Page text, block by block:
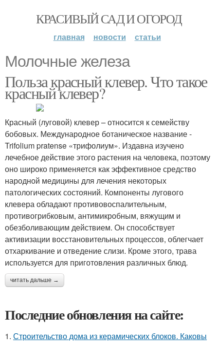
КРАСИВЫЙ САД И ОГОРОД
главная новости статьи
Молочные железа
Польза красный клевер. Что такое
красный клевер?
Красный (луговой) клевер – относится к семейству
бобовых. Международное ботаническое название -
Trifolium pratense «трифолиум». Издавна изучено
лечебное действие этого растения на человека, поэтому
оно широко применяется как эффективное средство
народной медицины для лечения некоторых
патологических состояний. Компоненты лугового
клевера обладают противовоспалительным,
противогрибковым, антимикробным, вяжущим и
обезболивающим действием. Он способствует
активизации восстановительных процессов, облегчает
отхаркивание и отведение слизи. Кроме этого, трава
используется для приготовления различных блюд.
читать дальше →
Последние обновления на сайте:
1. Строительство дома из керамических блоков. Каковы